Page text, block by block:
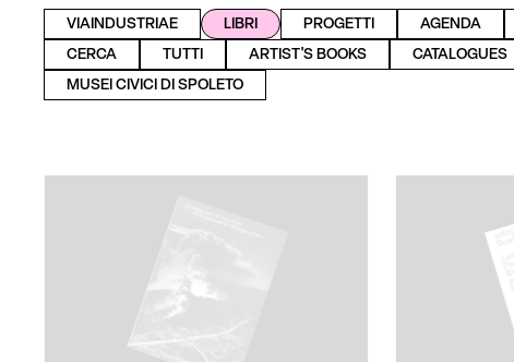
VIAINDUSTRIAE LIBRI PROGETTI AGENDA
CERCA
TUTTI ARTIST'S BOOKS CATALOGUES
MUSEI CIVICI DI SPOLETO